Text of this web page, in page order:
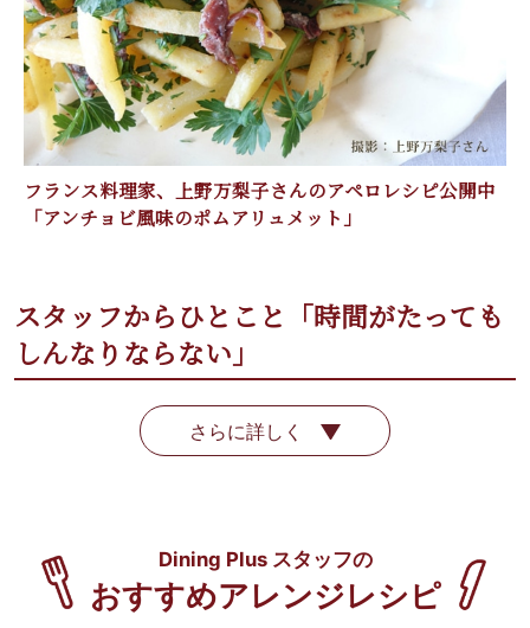
フランス料理家、上野万梨子さんのアペロレシピ公開中
「アンチョビ風味のポムアリュメット」
スタッフからひとこと「時間がたっても
しんなりならない」
さらに詳しく